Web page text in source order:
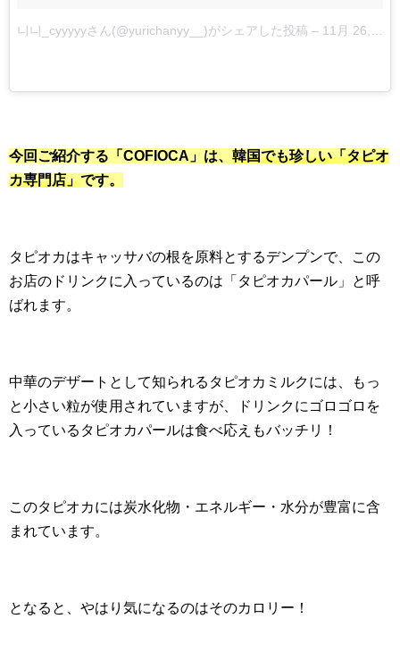
니니_cyyyyyさん(@yurichanyy__)がシェアした投稿 – 11月 26, 2017 at 10:25午後 PST
今回ご紹介する「COFIOCA」は、 韓国でも珍しい「タピオ
カ専門店」です。
タピオカはキャッサバの根を原料とするデンプンで、この
お店のドリンクに入っているのは「タピオカパール」と呼
ばれます。
中華のデザートとして知られるタピオカミルクには、もっ
と小さい粒が使用されていますが、ドリンクにゴロゴロを
入っているタピオカパールは食べ応えもバッチリ！
このタピオカには炭水化物・エネルギー・水分が豊富に含
まれています。
となると、やはり気になるのはそのカロリー！